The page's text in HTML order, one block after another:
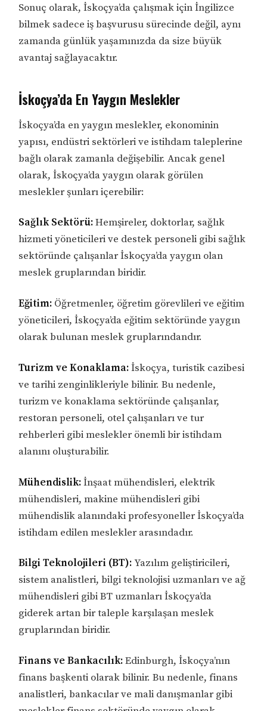
Sonuç olarak, İskoçya’da çalışmak için İngilizce
bilmek sadece iş başvurusu sürecinde değil, aynı
zamanda günlük yaşamınızda da size büyük
avantaj sağlayacaktır.
İskoçya’da En Yaygın Meslekler
İskoçya’da en yaygın meslekler, ekonominin
yapısı, endüstri sektörleri ve istihdam taleplerine
bağlı olarak zamanla değişebilir. Ancak genel
olarak, İskoçya’da yaygın olarak görülen
meslekler şunları içerebilir:
Sağlık Sektörü:Hemşireler, doktorlar, sağlık
hizmeti yöneticileri ve destek personeli gibi sağlık
sektöründe çalışanlar İskoçya’da yaygın olan
meslek gruplarından biridir.
Eğitim: Öğretmenler, öğretim görevlileri ve eğitim
yöneticileri, İskoçya’da eğitim sektöründe yaygın
olarak bulunan meslek gruplarındandır.
Turizm ve Konaklama:İskoçya, turistik cazibesi
ve tarihi zenginlikleriyle bilinir. Bu nedenle,
turizm ve konaklama sektöründe çalışanlar,
restoran personeli, otel çalışanları ve tur
rehberleri gibi meslekler önemli bir istihdam
alanını oluşturabilir.
Mühendislik:İnşaat mühendisleri, elektrik
mühendisleri, makine mühendisleri gibi
mühendislik alanındaki profesyoneller İskoçya’da
istihdam edilen meslekler arasındadır.
Bilgi Teknolojileri (BT):Yazılım geliştiricileri,
sistem analistleri, bilgi teknolojisi uzmanları ve ağ
mühendisleri gibi BT uzmanları İskoçya’da
giderek artan bir taleple karşılaşan meslek
gruplarından biridir.
Finans ve Bankacılık:Edinburgh, İskoçya’nın
finans başkenti olarak bilinir. Bu nedenle, finans
analistleri, bankacılar ve mali danışmanlar gibi